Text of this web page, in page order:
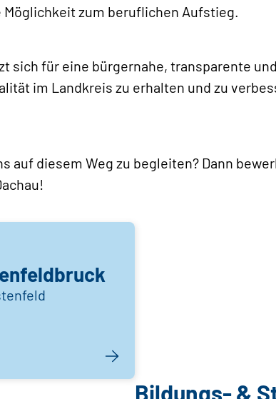
zum beruflichen Aufstieg.
sich für eine bürgernahe, transparente
im Landkreis zu erhalten und zu
auf diesem Weg zu begleiten? Dann
Bildungs- &